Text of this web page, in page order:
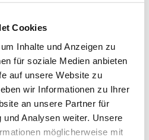
Cookies
Inhalte und Anzeigen zu
für soziale Medien anbieten
auf unsere Website zu
wir Informationen zu Ihrer
an unsere Partner für
Analysen weiter. Unsere
möglicherweise mit
und Mitdenken